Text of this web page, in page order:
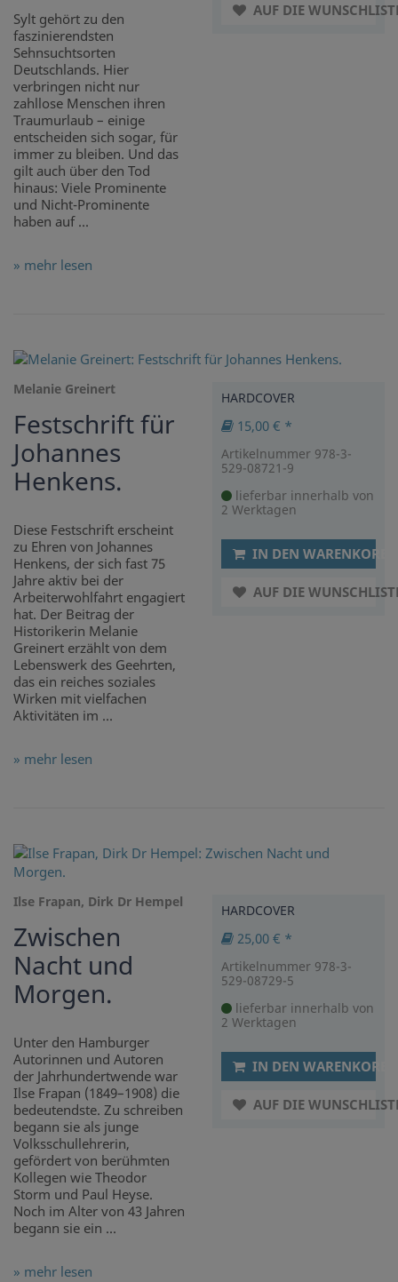
Sylt gehört zu den
faszinierendsten
Sehnsuchtsorten
Deutschlands. Hier
verbringen nicht nur
zahllose Menschen ihren
Traumurlaub – einige
entscheiden sich sogar, für
immer zu bleiben. Und das
gilt auch über den Tod
hinaus: Viele Prominente
und Nicht-Prominente
haben auf ...
» mehr lesen
AUF DIE
Melanie Greinert
Festschrift für
Johannes
Henkens.
Diese Festschrift erscheint
zu Ehren von Johannes
Henkens, der sich fast 75
Jahre aktiv bei der
Arbeiterwohlfahrt engagiert
hat. Der Beitrag der
Historikerin Melanie
Greinert erzählt von dem
Lebenswerk des Geehrten,
das ein reiches soziales
Wirken mit vielfachen
Aktivitäten im ...
» mehr lesen
HARDCOVER
15,00 € *
Artikelnummer 978-3-
529-08721-9
lieferbar innerhalb von
2 Werktagen
IN DEN WARENKORB
AUF DIE
Ilse Frapan, Dirk Dr Hempel
Zwischen
Nacht und
Morgen.
Unter den Hamburger
Autorinnen und Autoren
der Jahrhundertwende war
Ilse Frapan (1849–1908) die
bedeutendste. Zu schreiben
begann sie als junge
Volksschullehrerin,
gefördert von berühmten
Kollegen wie Theodor
Storm und Paul Heyse.
Noch im Alter von 43 Jahren
begann sie ein ...
» mehr lesen
HARDCOVER
25,00 € *
Artikelnummer 978-3-
529-08729-5
lieferbar innerhalb von
2 Werktagen
IN DEN WARENKORB
AUF DIE